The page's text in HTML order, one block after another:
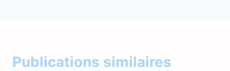
Publications similaires